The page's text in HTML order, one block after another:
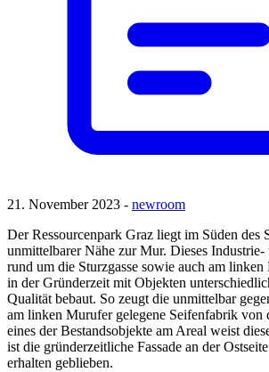
21. November 2023 - newroom
Der Ressourcenpark Graz liegt im Süden des
unmittelbarer Nähe zur Mur. Dieses
rund um die Sturzgasse sowie auch am
in der Gründerzeit mit Objekten
Qualität bebaut. So zeugt die unmittelbar
am linken Murufer gelegene Seifenfabrik von
eines der Bestandsobjekte am Areal weist
ist die gründerzeitliche Fassade an der
erhalten geblieben.